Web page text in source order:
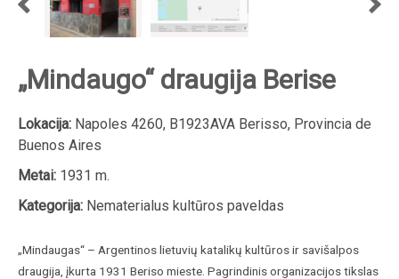
„Mindaugo“ draugija Berise
Lokacija: Napoles 4260, B1923AVA Berisso, Provincia de
Buenos Aires
Metai: 1931 m.
Kategorija: Nematerialus kultūros paveldas
„Mindaugas“ – Argentinos lietuvių katalikų kultūros ir savišalpos
draugija, įkurta 1931 Beriso mieste. Pagrindinis organizacijos tikslas